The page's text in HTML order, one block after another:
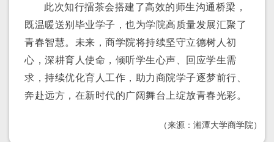
此次知行擂茶会搭建了高效的师生沟通桥梁，
既温暖送别毕业学子，也为学院高质量发展汇聚了
青春智慧。未来，商学院将持续坚守立德树人初
心，深耕育人使命，倾听学生心声、回应学生需
求，持续优化育人工作，助力商院学子逐梦前行、
奔赴远方，在新时代的广阔舞台上绽放青春光彩。
（来源：湘潭大学商学院）